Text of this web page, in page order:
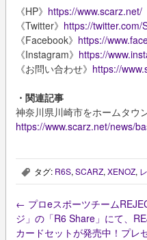
《HP》 https://www.scarz.net/
《Twitter》 https://twitter.com/
《Facebook》 https://
《Instagram》 https://
《お問い合わせ》 https://
・関連記事
神奈川県川崎市をホームタウ
https://www.scarz.net/news/
, タグ: R6S, SCARZ, XENOZ,
← プロeスポーツチーム
ジ」の「R6 Share」にて、
カードセットが発売中！プレ